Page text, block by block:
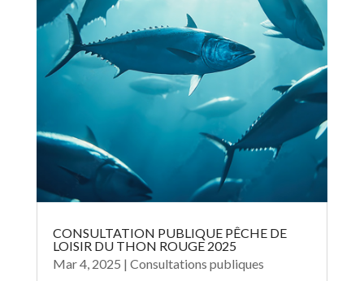
CONSULTATION PUBLIQUE PÊCHE DE
LOISIR DU THON ROUGE 2025
Mar 4, 2025 | Consultations publiques